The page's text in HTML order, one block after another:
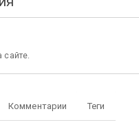
сайте.
Комментарии Теги